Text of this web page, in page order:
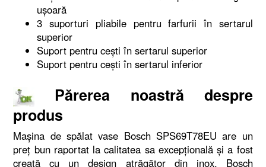
ușoară
3 suporturi pliabile pentru farfurii în sertarul
superior
Suport pentru cești în sertarul superior
Suport pentru cești în sertarul inferior
Părerea noastră despre
produs
Mașina de spălat vase Bosch SPS69T78EU are un
preț bun raportat la calitatea sa excepțională și a fost
creată cu un design atrăgător din inox. Bosch